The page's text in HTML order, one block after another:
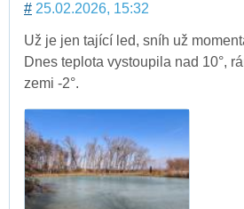
# 25.02.2026, 15:32
Už je jen tající led, sníh už
Dnes teplota vystoupila nad 10°,
zemi -2°.